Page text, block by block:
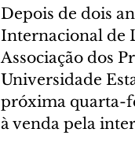
Depois de dois
Internacional de
Associação dos
Universidade
próxima quarta-
à venda pela